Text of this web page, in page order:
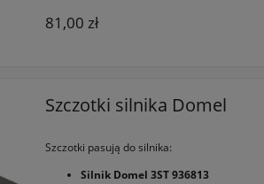
81,00 zł
Szczotki silnika Domel
Szczotki pasują do silnika:
Silnik Domel 3ST 936813